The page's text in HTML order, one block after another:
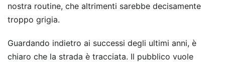
nostra routine, che altrimenti sarebbe decisamente
troppo grigia.
Guardando indietro ai successi degli ultimi anni, è
chiaro che la strada è tracciata. Il pubblico vuole